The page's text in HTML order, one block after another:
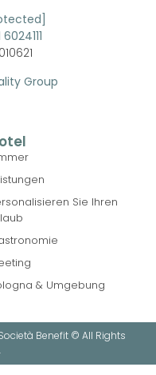
Sie Ihren
& Umgebung
Group
Benefit © All Rights